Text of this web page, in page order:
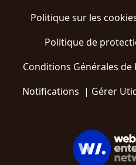
Politique sur les
Politique de
Conditions Générales
Notifications | Gérer